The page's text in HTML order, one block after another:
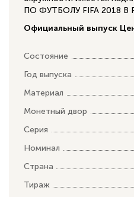
ПО ФУТБОЛУ FIFA 2018
Официальный выпуск
Состояние
Год выпуска
Материал
Монетный двор
Серия
Номинал
Страна
Тираж